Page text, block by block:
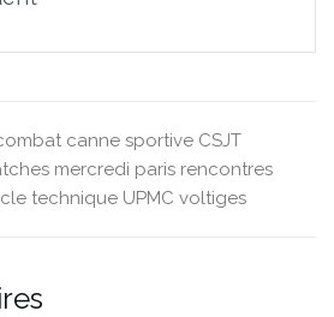
canne sportive CSJT
mercredi paris rencontres
technique UPMC voltiges